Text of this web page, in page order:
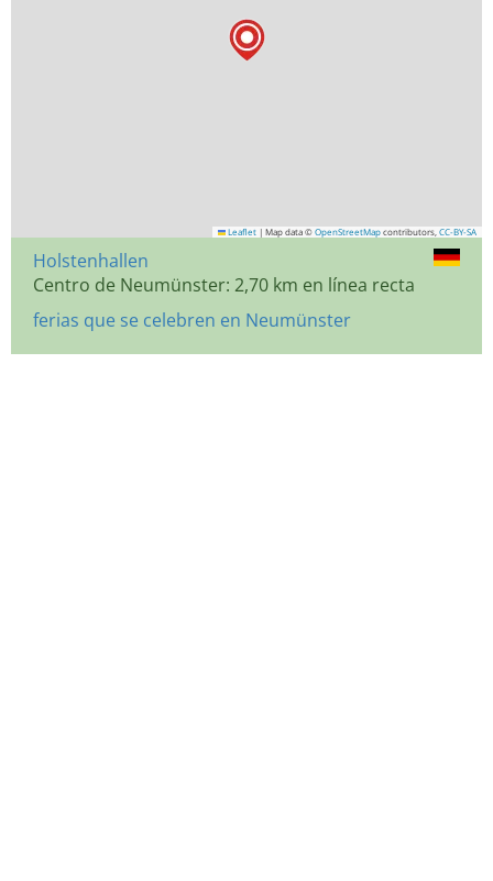
Leaflet | Map data © OpenStreetMap contributors, CC-BY-SA
Holstenhallen
Centro de Neumünster: 2,70 km en línea recta
ferias que se celebren en Neumünster